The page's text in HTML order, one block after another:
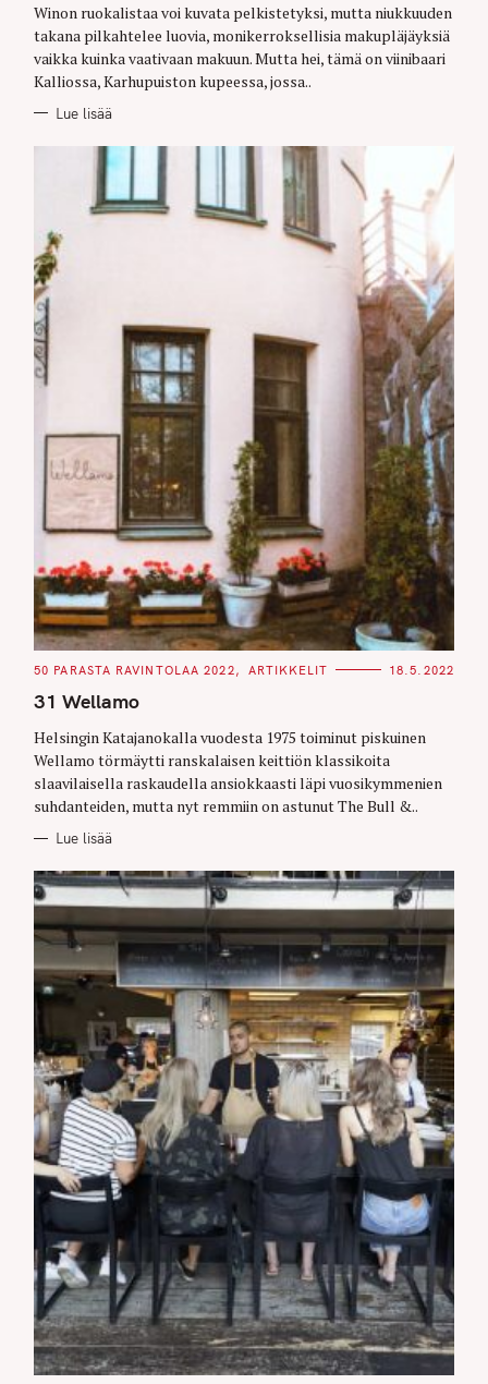
O
R
I
S
Winon ruokalistaa voi kuvata pelkistetyksi, mutta niukkuuden
takana pilkahtelee luovia, monikerroksellisia makupläjäyksiä
vaikka kuinka vaativaan makuun. Mutta hei, tämä on viinibaari
Kalliossa, Karhupuiston kupeessa, jossa..
Lue lisää
C
T
E
O
R
I
S
50 PARASTA RAVINTOLAA 2022 ARTIKKELIT 18.5.2022
31 Wellamo
Helsingin Katajanokalla vuodesta 1975 toiminut piskuinen
Wellamo törmäytti ranskalaisen keittiön klassikoita
slaavilaisella raskaudella ansiokkaasti läpi vuosikymmenien
suhdanteiden, mutta nyt remmiin on astunut The Bull &..
Lue lisää